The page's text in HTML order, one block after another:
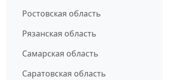
Ростовская область
Рязанская область
Самарская область
Саратовская область